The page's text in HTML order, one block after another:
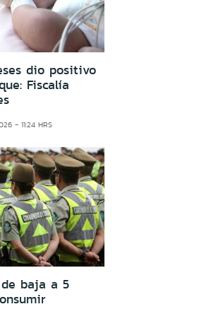
dio positivo
Fiscalía
- 11:24 HRS
de baja a 5